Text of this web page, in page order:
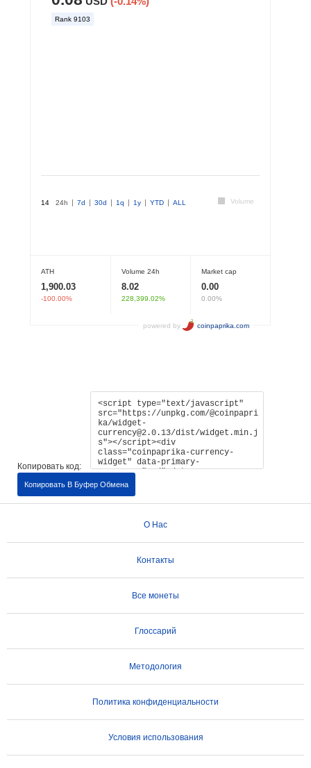
Копировать код:
Копировать В Буфер Обмена
О Нас
Контакты
Все монеты
Глоссарий
Методология
Политика конфиденциальности
Условия использования